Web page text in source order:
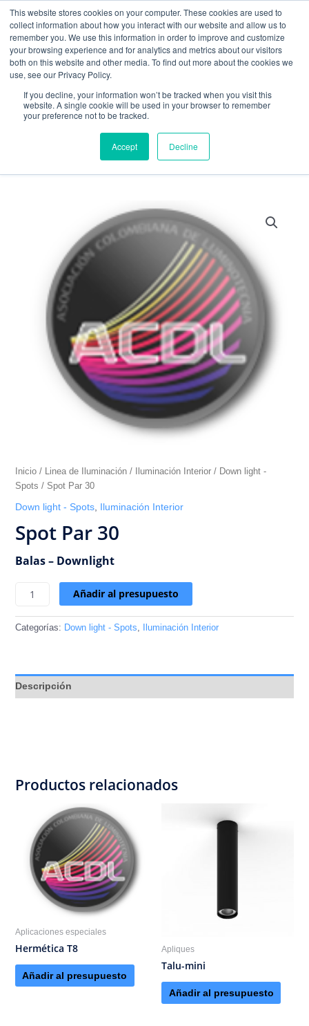
This website stores cookies on your computer. These cookies are used to
collect information about how you interact with our website and allow us to
remember you. We use this information in order to improve and customize
your browsing experience and for analytics and metrics about our visitors
both on this website and other media. To find out more about the cookies we
use, see our Privacy Policy.
If you decline, your information won’t be tracked when you visit this
website. A single cookie will be used in your browser to remember
your preference not to be tracked.
Accept Decline
contenido
W
h
a
t
s
a
p
F
a
c
e
b
k
Y
o
u
t
u
I
n
s
t
a
a
m
E
n
v
e
l
e
mercadeo@grupoeib.comWhatsApp:+57
3103229640PBX:+ 601 342 80 45
Inicio/ Linea de Iluminación/ Iluminación Interior/ Down light -
Spots / Spot Par 30
Down light - Spots, Iluminación Interior
Spot Par 30
Balas – Downlight
cantidad
Añadir al presupuesto
Categorías: Down light - Spots, Iluminación Interior
Descripción
Productos relacionados
Aplicaciones especiales
Hermética T8
Añadir al presupuesto
Apliques
Talu-mini
Añadir al presupuesto